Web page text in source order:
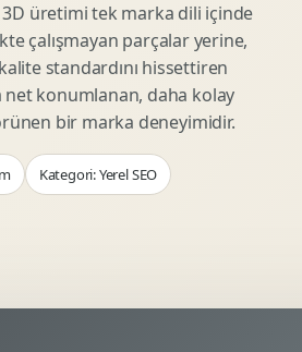
üretimi tek marka dili içinde
çalışmayan parçalar yerine,
standardını hissettiren
konumlanan, daha kolay
bir marka deneyimidir.
Kategori: Yerel SEO